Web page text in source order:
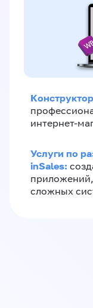
интернет-
Услуги по
inSales:
сложных